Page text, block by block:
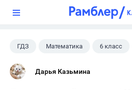
ГДЗ Математика 6 класс
Виленкин Н.Я.
Дарья Казьмина